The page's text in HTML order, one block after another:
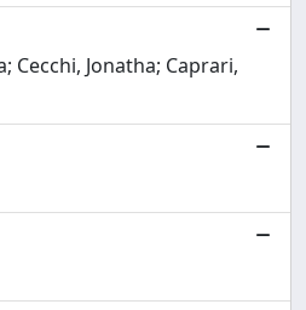
Cecchi, Jonatha; Caprari,